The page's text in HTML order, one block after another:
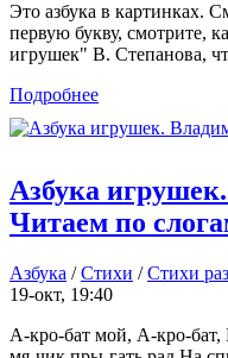
Это азбука в картинках.
первую букву, смотрите,
игрушек" В. Степанова,
Подробнее
Азбука
Читаем по
Азбука /Стихи /Стихи
19-окт, 19:40
А-кро-бат мой, А-кро-